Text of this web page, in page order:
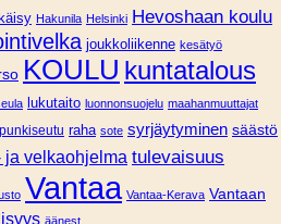
Hakunila Helsinki Hevoshaan koulu
joukkoliikenne kesätyö
KOULU kuntatalous
lukutaito luonnonsuojelu maahanmuuttajat
raha sote syrjäytyminen säästö
ja velkaohjelma tulevaisuus
Vantaa Vantaa-Kerava Vantaan
äänest